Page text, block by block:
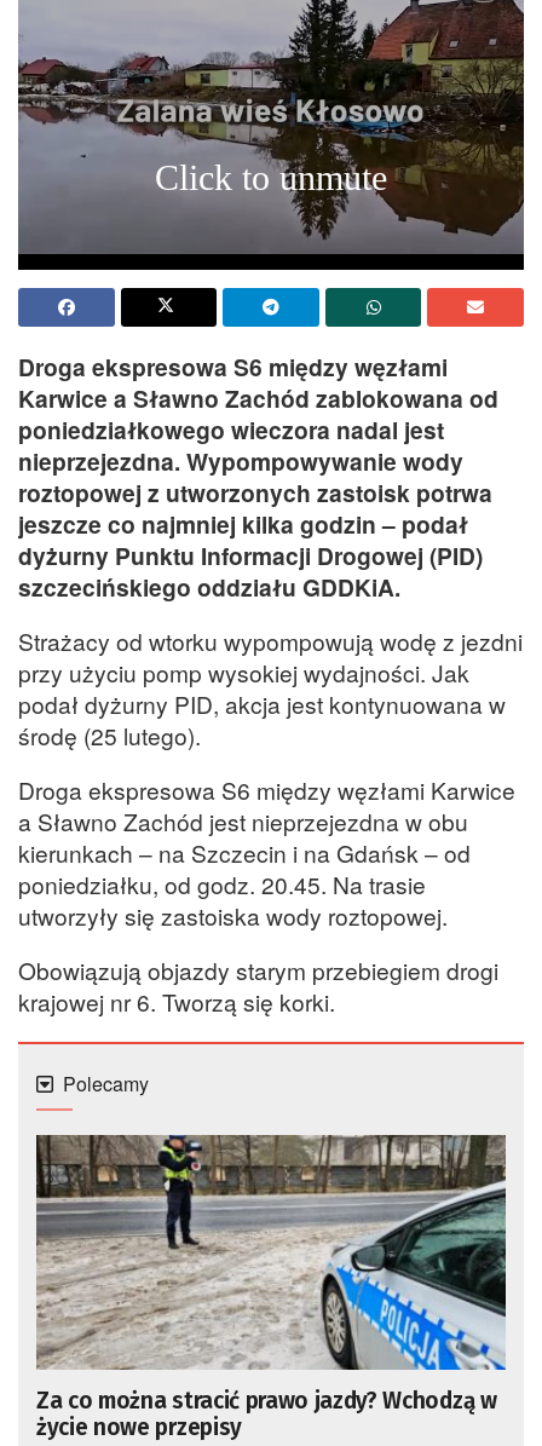
Droga ekspresowa S6 między węzłami
Karwice a Sławno Zachód zablokowana od
poniedziałkowego wieczora nadal jest
nieprzejezdna. Wypompowywanie wody
roztopowej z utworzonych zastoisk potrwa
jeszcze co najmniej kilka godzin – podał
dyżurny Punktu Informacji Drogowej (PID)
szczecińskiego oddziału GDDKiA.
Strażacy od wtorku wypompowują wodę z jezdni
przy użyciu pomp wysokiej wydajności. Jak
podał dyżurny PID, akcja jest kontynuowana w
środę (25 lutego).
Droga ekspresowa S6 między węzłami Karwice
a Sławno Zachód jest nieprzejezdna w obu
kierunkach – na Szczecin i na Gdańsk – od
poniedziałku, od godz. 20.45. Na trasie
utworzyły się zastoiska wody roztopowej.
Obowiązują objazdy starym przebiegiem drogi
krajowej nr 6. Tworzą się korki.
Polecamy
Za co można stracić prawo jazdy? Wchodzą w
życie nowe przepisy